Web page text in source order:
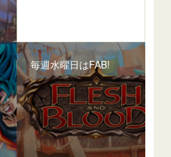
毎週水曜日はFAB!